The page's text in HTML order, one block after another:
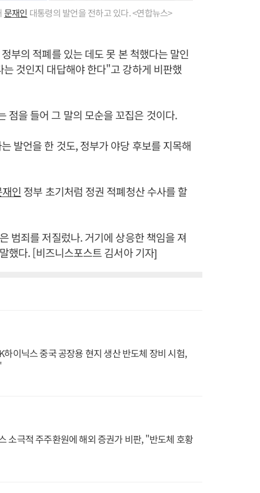
문재인 대통령의 발언을 전하고 있다. <연합뉴스>
부의 적폐를 있는 데도 못 본 척했다는 말인
것인지 대답해야 한다"고 강하게 비판했
점을 들어 그 말의 모순을 꼬집은 것이다.
발언을 한 것도, 정부가 야당 후보를 지목해
인 정부 초기처럼 정권 적폐청산 수사를 할
범죄를 저질렀나. 거기에 상응한 책임을 져
했다. [비즈니스포스트 김서아 기자]
이닉스 중국 공장용 현지 생산 반도체 장비 시험,
소극적 주주환원에 해외 증권가 비판, "반도체 호황